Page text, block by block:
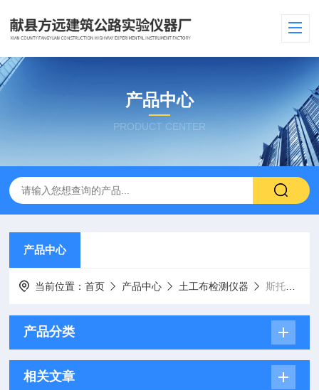
产品中心
PRODUCT CENTER
产品中心
当前位置：首页 产品中心 土工布检测仪器 斯托默粘度计
产品分类
相关文章